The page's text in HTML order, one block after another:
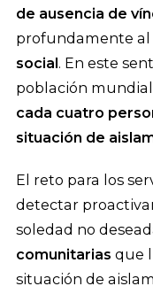
de ausencia de
profundamente al
social. En este
población
cada cuatro
situación de
El reto para los
detectar
soledad no
comunitarias que
situación de